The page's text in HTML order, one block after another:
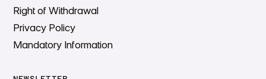
Right of Withdrawal
Privacy Policy
Mandatory Information